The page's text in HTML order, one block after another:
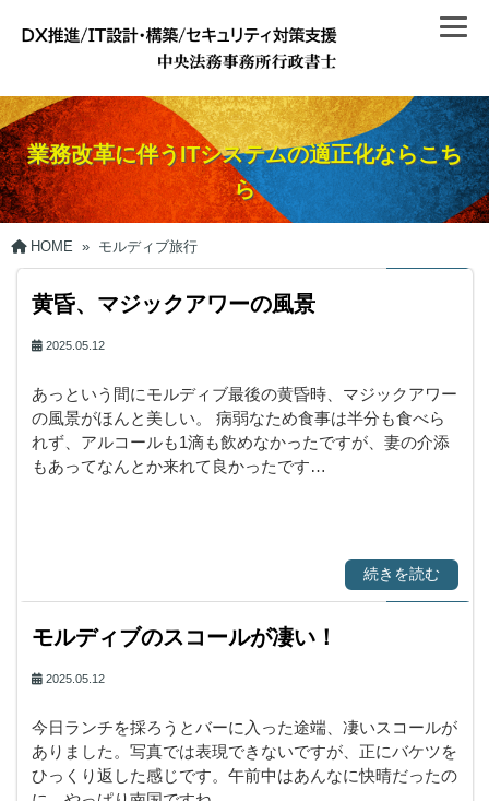
業務改革に伴うITシステムの適正化ならこち
ら
HOME » モルディブ旅行
黄昏、マジックアワーの風景
2025.05.12
あっという間にモルディブ最後の黄昏時、マジックアワー
の風景がほんと美しい。 病弱なため食事は半分も食べら
れず、アルコールも1滴も飲めなかったですが、妻の介添
もあってなんとか来れて良かったです…
続きを読む
モルディブのスコールが凄い！
2025.05.12
今日ランチを採ろうとバーに入った途端、凄いスコールが
ありました。写真では表現できないですが、正にバケツを
ひっくり返した感じです。午前中はあんなに快晴だったの